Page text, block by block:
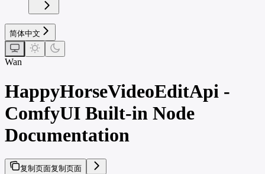
简体中文
Wan
HappyHorseVideoEditApi -
ComfyUI Built-in Node
Documentation
复制页面复制页面